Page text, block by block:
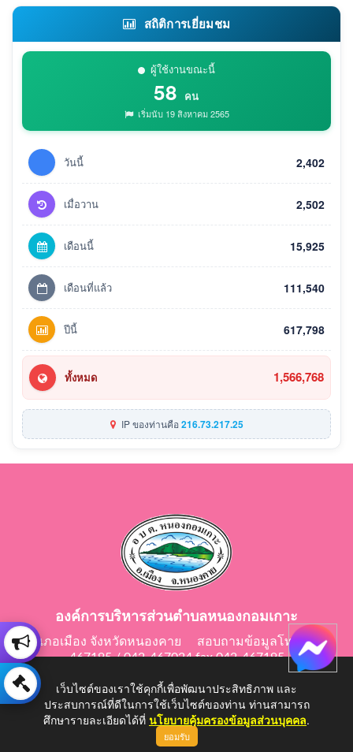
สถิติการเยี่ยมชม
ผู้ใช้งานขณะนี้
58 คน
เริ่มนับ 19 สิงหาคม 2565
วันนี้ 2,402
เมื่อวาน 2,502
เดือนนี้ 15,925
เดือนที่แล้ว 111,540
ปีนี้ 617,798
ทั้งหมด 1,566,768
IP ของท่านคือ216.73.217.25
องค์การบริหารส่วนตำบลหนองกอมเกาะ
อำเภอเมือง จังหวัดหนองคาย สอบถามข้อมูลโทร 042-
467195 / 042-467024 fax 042-467195
E-Mail: saraban@nongkomkor.go.th
เว็บไซต์ของเราใช้คุกกี้เพื่อพัฒนาประสิทธิภาพ และ
ประสบการณ์ที่ดีในการใช้เว็บไซต์ของท่าน ท่านสามารถ
ศึกษารายละเอียดได้ที่ นโยบายคุ้มครองข้อมูลส่วนบุคคล.
ยอมรับ